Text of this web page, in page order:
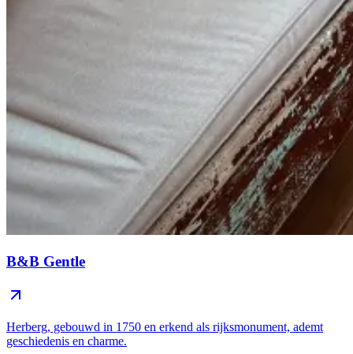
B&B Gentle
Herberg, gebouwd in 1750 en erkend als rijksmonument, ademt
geschiedenis en charme.